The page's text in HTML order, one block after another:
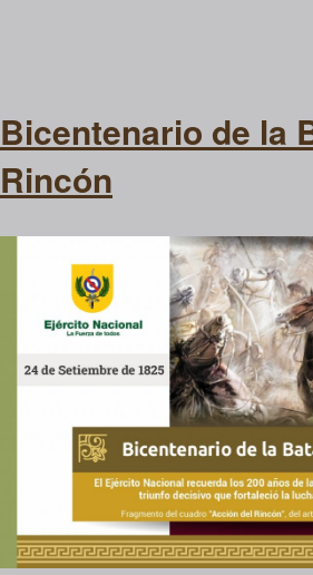
Bicentenario de la
Rincón